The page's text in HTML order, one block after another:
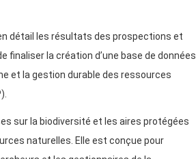
détail les résultats des prospections et
finaliser la création d’une base de données
et la gestion durable des ressources
sur la biodiversité et les aires protégées
naturelles. Elle est conçue pour